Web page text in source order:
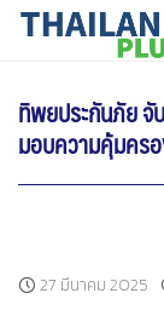
Skip
ทิพยประกันภัย จั
มอบความคุ้มคร
27 มีนาคม 2025